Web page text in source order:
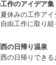
作のアイデア集
休みの工作ア
由工作に取り組
の日帰り温泉
の日帰りでき